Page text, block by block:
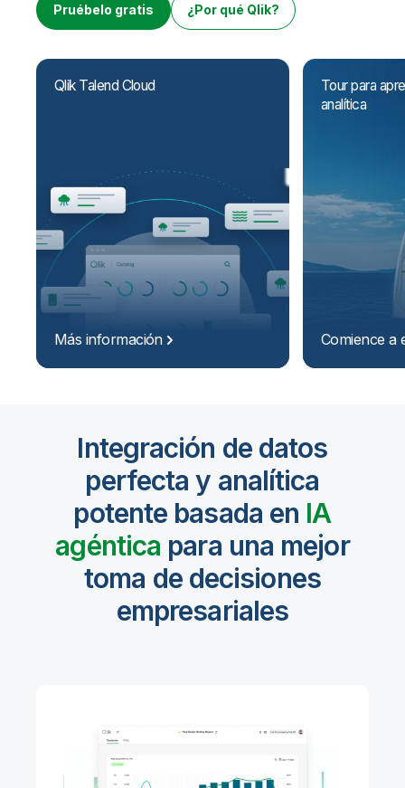
Incorporación
Documentación de productos
Sala de prensa
Oficinas internacionales
Qlik
Talend
Pruébelo gratis ¿Por qué Qlik?
Qlik Talend Cloud
Más información
Tour para
analítica
Comience a
Integración de datos
perfecta y analítica
potente basada en IA
agéntica para una mejor
toma de decisiones
empresariales